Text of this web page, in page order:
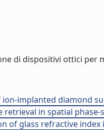
di dispositivi ottici per
ion-implanted diamond
retrieval in spatial
of glass refractive